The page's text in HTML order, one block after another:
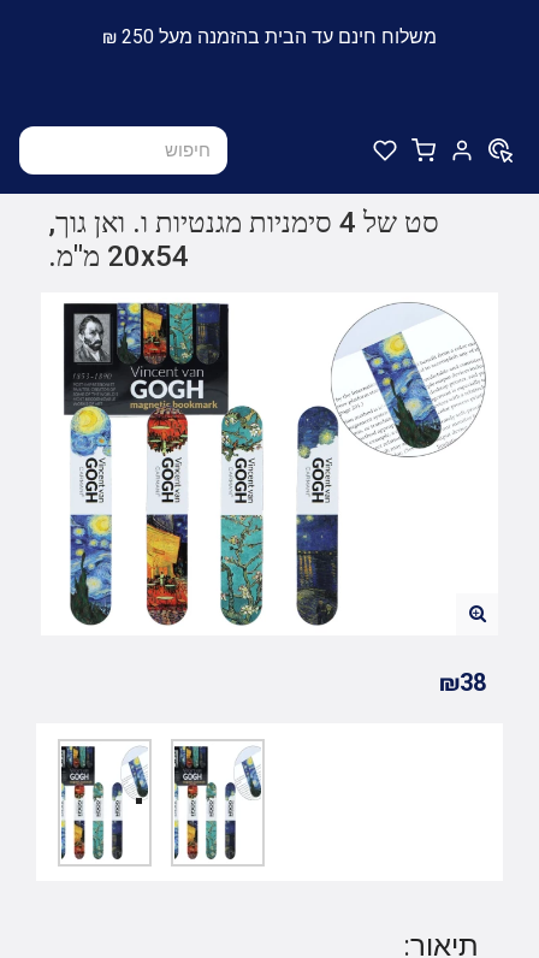
משלוח חינם עד הבית בהזמנה מעל 250 ₪
סט של 4 סימניות מגנטיות ו. ואן גוך,
20x54 מ"מ.
₪38
תיאור: